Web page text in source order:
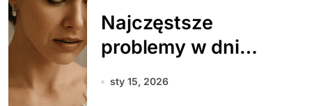
Najczęstsze
problemy w dniu
ślubu i jak je
sty 15, 2026